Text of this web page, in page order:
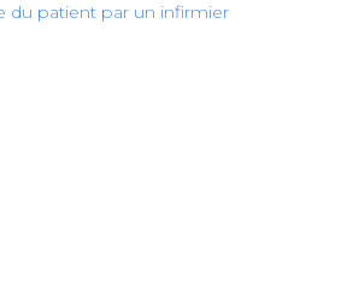
du patient par un infirmier